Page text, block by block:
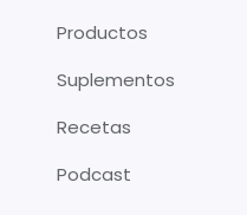
Productos
Suplementos
Recetas
Podcast